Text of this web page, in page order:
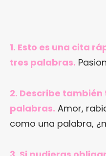
1. Esto es una cita
tres palabras.
2. Describe
palabras. Amor,
como una palabra,